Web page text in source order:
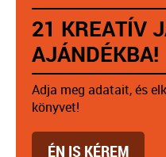
21 KREATÍV
AJÁNDÉKBA!
Adja meg adatait, és
könyvet!
ÉN IS KÉREM